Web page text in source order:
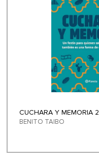
CUCHARA Y MEMORIA 2
BENITO TAIBO